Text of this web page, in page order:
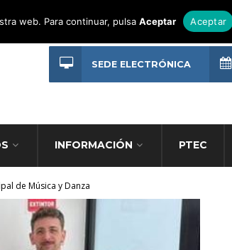
INFORMACIÓN PTEC
SEDE ELECTRÓNICA
de Música y Danza
web. Para continuar, pulsaAceptar Aceptar